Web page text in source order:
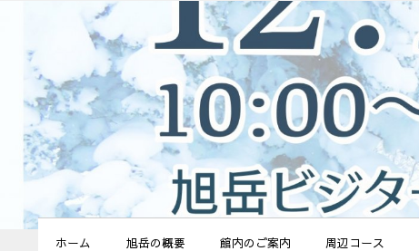
ホーム 旭岳の概要 館内のご案内 周辺コース